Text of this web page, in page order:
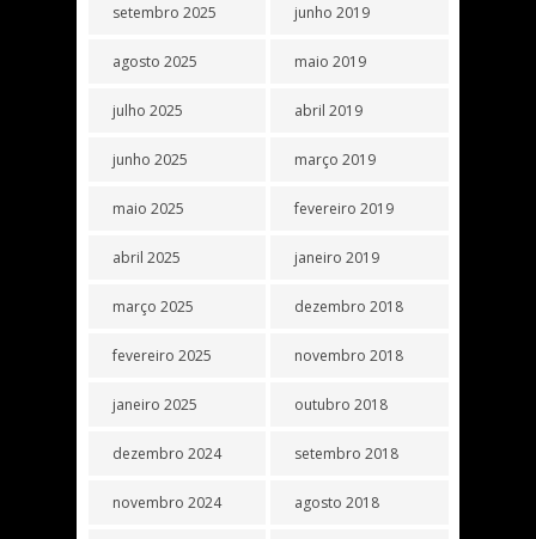
setembro 2025
agosto 2025
julho 2025
junho 2025
maio 2025
abril 2025
março 2025
fevereiro 2025
janeiro 2025
dezembro 2024
novembro 2024
junho 2019
maio 2019
abril 2019
março 2019
fevereiro 2019
janeiro 2019
dezembro 2018
novembro 2018
outubro 2018
setembro 2018
agosto 2018